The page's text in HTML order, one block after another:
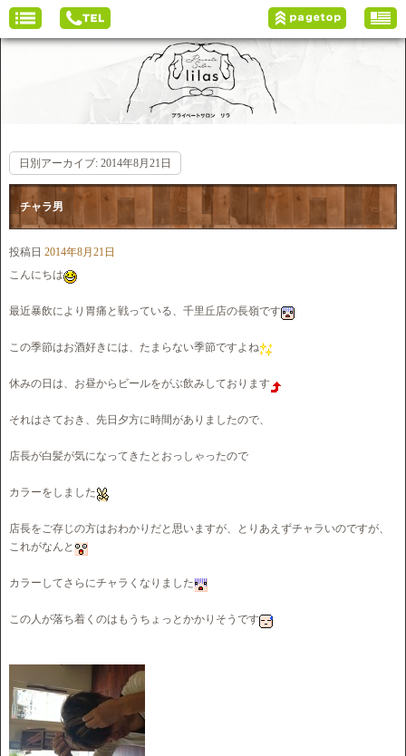
日別アーカイブ: 2014年8月21日
チャラ男
投稿日 2014年8月21日
こんにちは
最近暴飲により胃痛と戦っている、千里丘店の長嶺です
この季節はお酒好きには、たまらない季節ですよね
休みの日は、お昼からビールをがぶ飲みしております
それはさておき、先日夕方に時間がありましたので、
店長が白髪が気になってきたとおっしゃったので
カラーをしました
店長をご存じの方はおわかりだと思いますが、とりあえずチャラいのですが、
これがなんと
カラーしてさらにチャラくなりました
この人が落ち着くのはもうちょっとかかりそうです